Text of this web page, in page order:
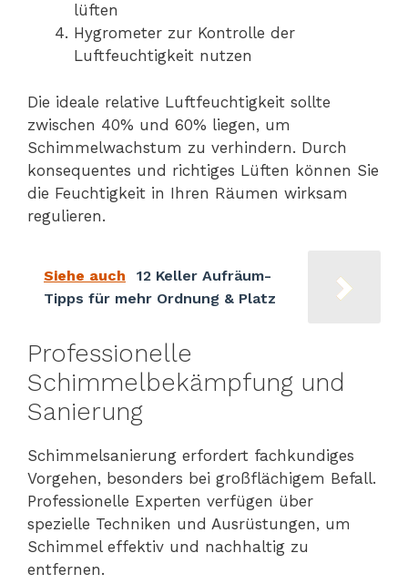
lüften
Hygrometer zur Kontrolle der
Luftfeuchtigkeit nutzen
Die ideale relative Luftfeuchtigkeit sollte
zwischen 40% und 60% liegen, um
Schimmelwachstum zu verhindern. Durch
konsequentes und richtiges Lüften können Sie
die Feuchtigkeit in Ihren Räumen wirksam
regulieren.
Siehe auch
12 Keller Aufräum-
Tipps für mehr Ordnung & Platz
Professionelle
Schimmelbekämpfung und
Sanierung
Schimmelsanierung erfordert fachkundiges
Vorgehen, besonders bei großflächigem Befall.
Professionelle Experten verfügen über
spezielle Techniken und Ausrüstungen, um
Schimmel effektiv und nachhaltig zu
entfernen.